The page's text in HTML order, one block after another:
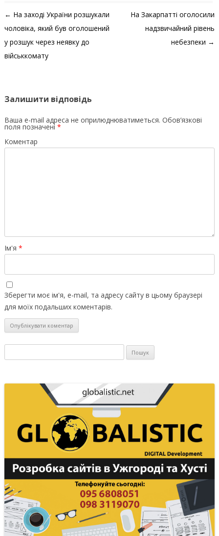
Навігація по запису
← На заході України розшукали
чоловіка, який був оголошений
у розшук через неявку до
військкомату
На Закарпатті оголосили
надзвичайний рівень
небезпеки →
Залишити відповідь
Ваша e-mail адреса не оприлюднюватиметься. Обов’язкові
поля позначені *
Коментар
Ім'я *
Зберегти моє ім'я, e-mail, та адресу сайту в цьому браузері
для моїх подальших коментарів.